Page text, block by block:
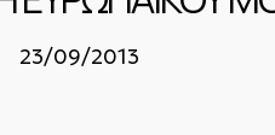
23/09/2013